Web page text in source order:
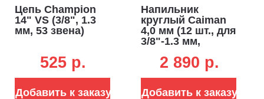
Цепь Champion
14" VS (3/8", 1.3
мм, 53 звена)
525 p.
Добавить к заказу
Напильник
круглый Caiman
4,0 мм (12 шт., для
3/8"-1.3 мм,
2 890 p.
Добавить к заказу